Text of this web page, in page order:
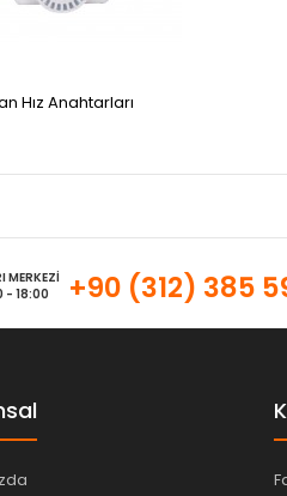
Hız Anahtarları
MERKEZİ
- 18:00
+90 (312) 385